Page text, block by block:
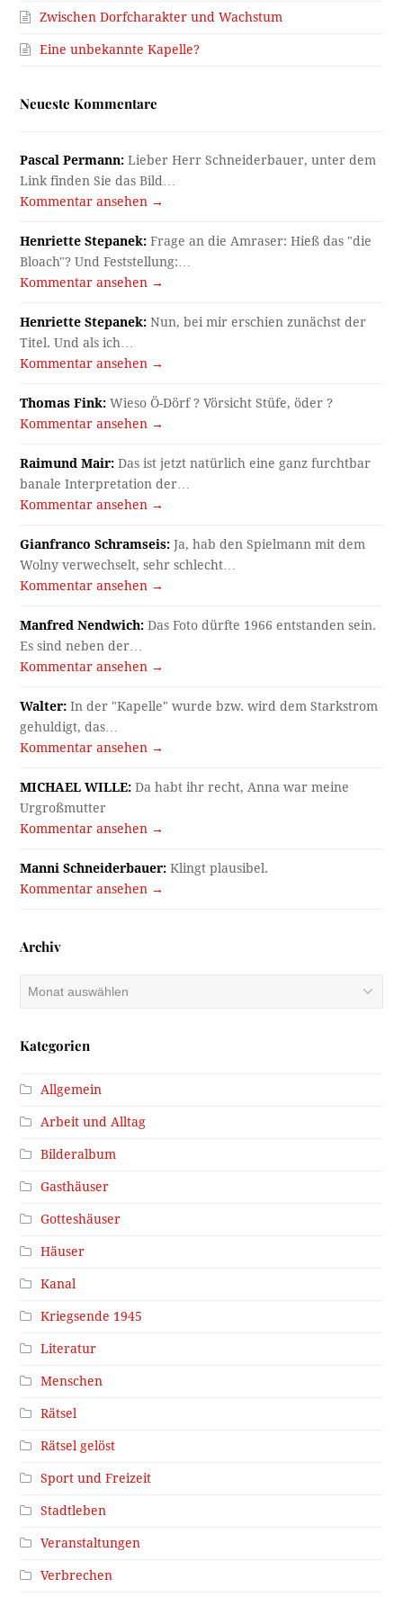
Zwischen Dorfcharakter und Wachstum
Eine unbekannte Kapelle?
Neueste Kommentare
Pascal Permann: Lieber Herr Schneiderbauer, unter dem
Link finden Sie das Bild…
Kommentar ansehen →
Henriette Stepanek: Frage an die Amraser: Hieß das "die
Bloach"? Und Feststellung:…
Kommentar ansehen →
Henriette Stepanek: Nun, bei mir erschien zunächst der
Titel. Und als ich…
Kommentar ansehen →
Thomas Fink: Wieso Ö-Dörf ? Vörsicht Stüfe, öder ?
Kommentar ansehen →
Raimund Mair: Das ist jetzt natürlich eine ganz furchtbar
banale Interpretation der…
Kommentar ansehen →
Gianfranco Schramseis: Ja, hab den Spielmann mit dem
Wolny verwechselt, sehr schlecht…
Kommentar ansehen →
Manfred Nendwich: Das Foto dürfte 1966 entstanden sein.
Es sind neben der…
Kommentar ansehen →
Walter: In der "Kapelle" wurde bzw. wird dem Starkstrom
gehuldigt, das…
Kommentar ansehen →
MICHAEL WILLE: Da habt ihr recht, Anna war meine
Urgroßmutter
Kommentar ansehen →
Manni Schneiderbauer: Klingt plausibel.
Kommentar ansehen →
Archiv
Kategorien
Allgemein
Arbeit und Alltag
Bilderalbum
Gasthäuser
Gotteshäuser
Häuser
Kanal
Kriegsende 1945
Literatur
Menschen
Rätsel
Rätsel gelöst
Sport und Freizeit
Stadtleben
Veranstaltungen
Verbrechen